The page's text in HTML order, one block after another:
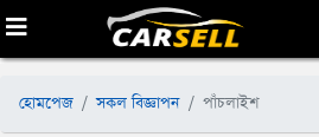
হোমপেজ সকল বিজ্ঞাপন পাঁচলাইশ